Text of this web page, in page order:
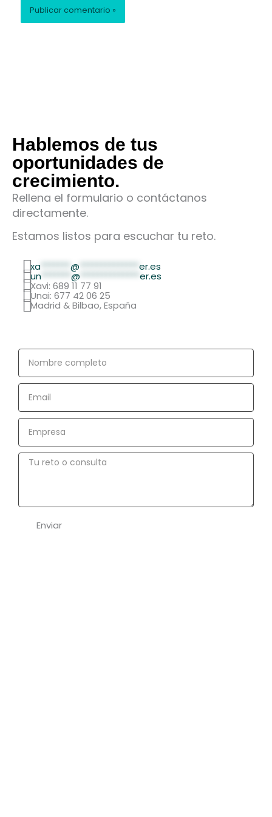
Hablemos de tus
oportunidades de
crecimiento.
Rellena el formulario o contáctanos
directamente.
Estamos listos para escuchar tu reto.
xa @ er.es
un ******* @ ************** er.es
Xavi: 689 11 77 91
Unai: 677 42 06 25
Madrid & Bilbao, España
Nombre
completo
Email
Empresa
Tu
Enviar